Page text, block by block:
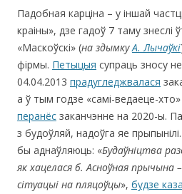
Падобная карціна – у іншай
краіны», дзе гадоў 7 таму знеслі
«Маскоўскі» (на здымкуА. Лычаўкі
фірмы. Петыцыя супраць зносу
04.04.2013 прадугледжвалася
а ў тым годзе «самі-ведаеце-
перанёс заканчэнне на 2020-ы.
з будоўляй, надоўга яе
бы аднаўляюць: «Будаўніцтва
як хацелася б. Асноўная прычына
сітуацыі на пляцоўцы», будзе